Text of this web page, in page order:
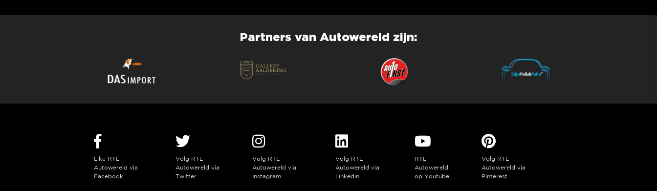
Partners van Autowereld zijn:
Like RTL
Autowereld via
Facebook
Volg RTL
Autowereld via
Twitter
Volg RTL
Autowereld via
Instagram
Volg RTL
Autowereld via
Linkedin
RTL
Autowereld
op Youtube
Volg RTL
Autowereld via
Pinterest